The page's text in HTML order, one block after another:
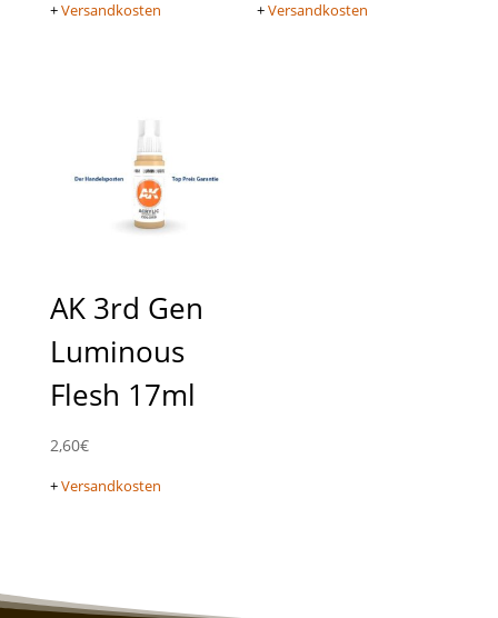
+Versandkosten +Versandkosten
AK 3rd Gen
Luminous
Flesh 17ml
2,60€
+Versandkosten